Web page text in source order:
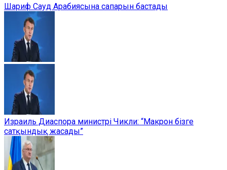
Шариф Сауд Арабиясына сапарын бастады
Израиль Диаспора министрі Чикли: “Макрон бізге
сатқындық жасады”